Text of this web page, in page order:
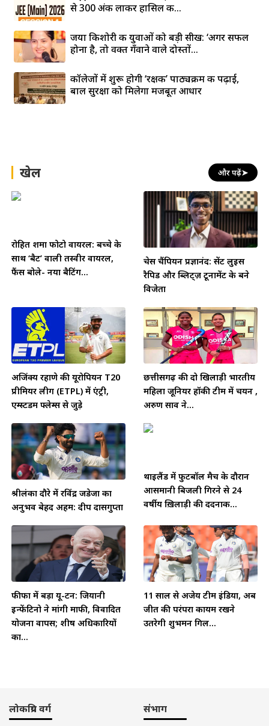
से 300 अंक लाकर हासिल की...
जया किशोरी की युवाओं को बड़ी सीख: ‘अगर सफल
होना है, तो वक्त गँवाने वाले दोस्तों...
कॉलेजों में शुरू होगी ‘रक्षक’ पाठ्यक्रम की पढ़ाई,
बाल सुरक्षा को मिलेगा मजबूत आधार
खेल और पढ़ें➤
रोहित शर्मा फोटो वायरल: बच्चे के
साथ ‘बैट’ वाली तस्वीर वायरल,
फैंस बोले- नया बैटिंग...
चेस चैंपियन प्रज्ञानंद: सेंट लुइस
रैपिड और ब्लिट्ज़ टूर्नामेंट के बने
विजेता
अजिंक्य रहाणे की यूरोपियन T20
प्रीमियर लीग (ETPL) में एंट्री,
एम्स्टर्डम फ्लेम्स से जुड़े
छत्तीसगढ़ की दो खिलाड़ी भारतीय
महिला जूनियर हॉकी टीम में चयन ,
अरुण साव ने...
श्रीलंका दौरे में रविंद्र जडेजा का
अनुभव बेहद अहम: दीप दासगुप्ता
थाईलैंड में फुटबॉल मैच के दौरान
आसमानी बिजली गिरने से 24
वर्षीय ख़िलाड़ी की दर्दनाक...
फीफा में बड़ा यू-टर्न: जियानी
इन्फेंटिनो ने मांगी माफी, विवादित
योजना वापस; शीर्ष अधिकारियों
का...
11 साल से अजेय टीम इंडिया, अब
जीत की परंपरा कायम रखने
उतरेगी शुभमन गिल...
लोकप्रिय वर्ग संभाग